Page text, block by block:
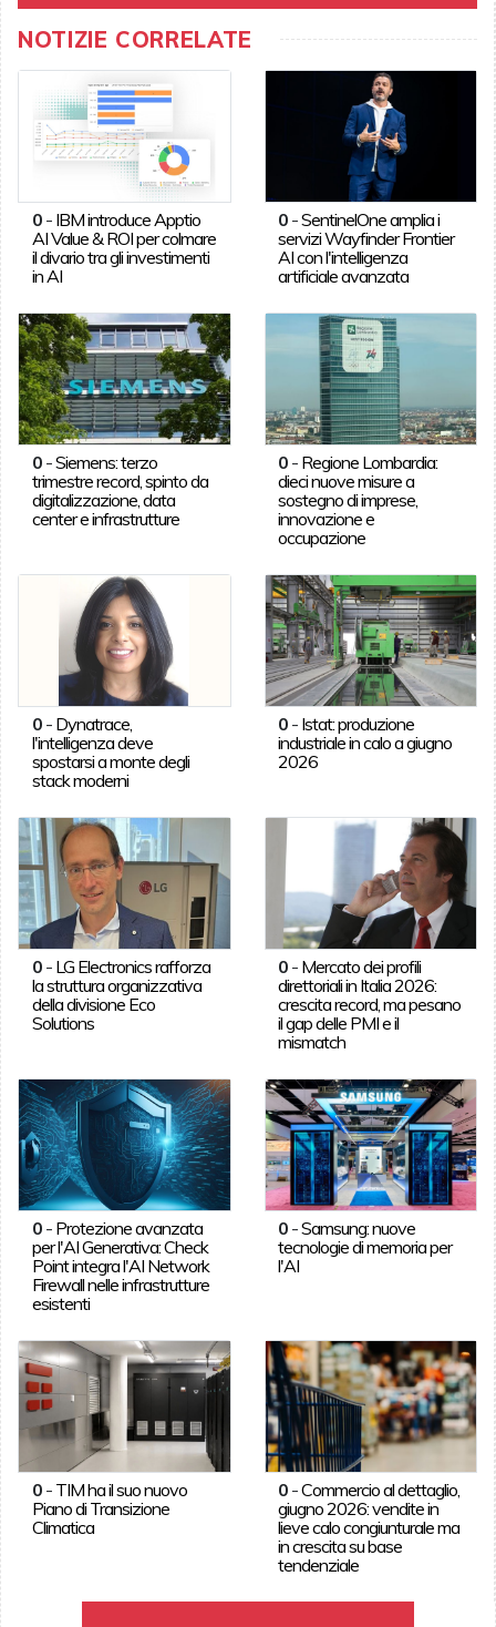
NOTIZIE CORRELATE
0- IBM introduce Apptio
AI Value & ROI per colmare
il divario tra gli investimenti
in AI
0 -SentinelOne amplia i
servizi Wayfinder Frontier
AI con l'intelligenza
artificiale avanzata
0-Siemens: terzo
trimestre record, spinto da
digitalizzazione, data
center e infrastrutture
0 - Regione Lombardia:
dieci nuove misure a
sostegno di imprese,
innovazione e
occupazione
0- Dynatrace,
l'intelligenza deve
spostarsi a monte degli
stack moderni
0 - Istat: produzione
industriale in calo a giugno
2026
0- LG Electronics rafforza
la struttura organizzativa
della divisione Eco
Solutions
0 - Mercato dei profili
direttoriali in Italia 2026:
crescita record, ma pesano
il gap delle PMI e il
mismatch
0- Protezione avanzata
per l'AI Generativa: Check
Point integra l'AI Network
Firewall nelle infrastrutture
esistenti
0 -Samsung: nuove
tecnologie di memoria per
l'AI
0- TIM ha il suo nuovo
Piano di Transizione
Climatica
0 -Commercio al dettaglio,
giugno 2026: vendite in
lieve calo congiunturale ma
in crescita su base
tendenziale